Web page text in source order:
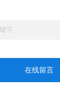
在线留言